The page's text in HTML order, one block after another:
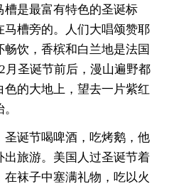
是最富有特色的圣诞标
槽旁的。人们大唱颂赞耶
饮，香槟和白兰地是法国
月圣诞节前后，漫山遍野都
的大地上，望去一片紫红
诞节喝啤酒，吃烤鹅，他
旅游。美国人过圣诞节着
袜子中塞满礼物，吃以火